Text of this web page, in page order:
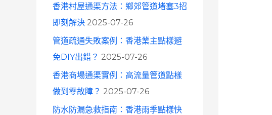
香港村屋通渠方法：鄉郊管道堵塞3招
即刻解決 2025-07-26
管道疏通失敗案例：香港業主點樣避
免DIY出錯？ 2025-07-26
香港商場通渠實例：高流量管道點樣
做到零故障？ 2025-07-26
防水防漏急救指南：香港雨季點樣快